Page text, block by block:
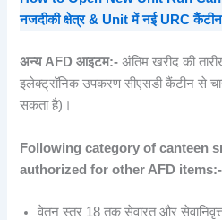
नजदीकी क्षेत्र & Unit में नई URC
अन्य AFD आइटम:- अंतिम खरीद की
इलेक्ट्रॉनिक उपकरण सीएसडी कैंटीन से
सकता है)।
Following category of canteen
authorized for other AFD items:-
वेतन स्तर 18 तक सेवारत और